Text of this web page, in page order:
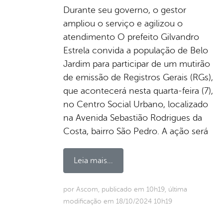
Durante seu governo, o gestor
ampliou o serviço e agilizou o
atendimento O prefeito Gilvandro
Estrela convida a população de Belo
Jardim para participar de um mutirão
de emissão de Registros Gerais (RGs),
que acontecerá nesta quarta-feira (7),
no Centro Social Urbano, localizado
na Avenida Sebastião Rodrigues da
Costa, bairro São Pedro. A ação será
Leia mais...
por Ascom, publicado em 10h19, última
modificação em 18/10/2024 10h19